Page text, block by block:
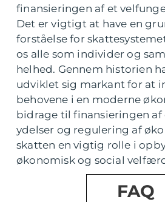
finansieringen af et
Det er vigtigt at have en
forståelse for
os alle som individer og
helhed. Gennem historien
udviklet sig markant for at
behovene i en moderne
bidrage til finansieringen
ydelser og regulering af
skatten en vigtig rolle i
økonomisk og social
FAQ